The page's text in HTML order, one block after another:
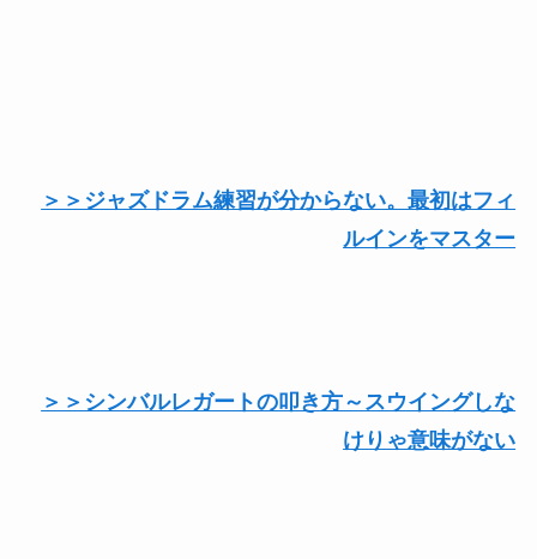
＞＞ジャズドラム練習が分からない。最初はフィ
ルインをマスター
＞＞シンバルレガートの叩き方～スウイングしな
けりゃ意味がない